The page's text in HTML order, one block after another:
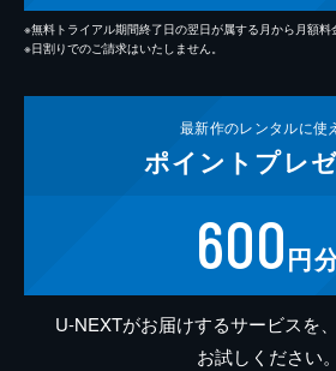
※無料トライアル期間終了日の翌日が属する月から月額料
※日割りでのご請求はいたしません。
最新作のレンタルに使
ポイント プレ
600円
U-NEXTがお届けするサービスを
お試しください。